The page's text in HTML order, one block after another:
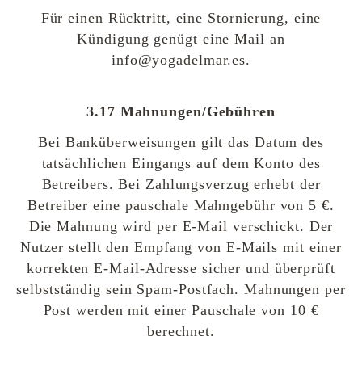
Für einen Rücktritt, eine Stornierung, eine
Kündigung genügt eine Mail an
info@yogadelmar.es.
3.17 Mahnungen/Gebühren
Bei Banküberweisungen gilt das Datum des
tatsächlichen Eingangs auf dem Konto des
Betreibers. Bei Zahlungsverzug erhebt der
Betreiber eine pauschale Mahngebühr von 5 €.
Die Mahnung wird per E-Mail verschickt. Der
Nutzer stellt den Empfang von E-Mails mit einer
korrekten E-Mail-Adresse sicher und überprüft
selbstständig sein Spam-Postfach. Mahnungen per
Post werden mit einer Pauschale von 10 €
berechnet.